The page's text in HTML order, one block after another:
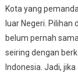
Kota yang
luar Negeri.
belum pernah
seiring dengan
Indonesia. Jadi,